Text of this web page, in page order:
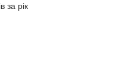
за рік